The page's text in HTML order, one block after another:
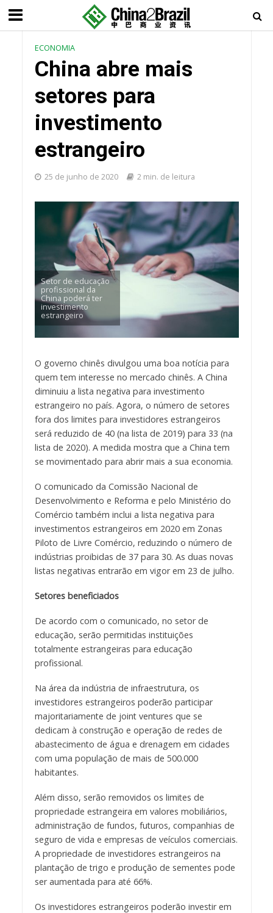
ECONOMIA
China abre mais
setores para
investimento
estrangeiro
25 de junho de 2020 2 min. de leitura
Setor de educação
profissional da
China poderá ter
investimento
estrangeiro
O governo chinês divulgou uma boa notícia para
quem tem interesse no mercado chinês. A China
diminuiu a lista negativa para investimento
estrangeiro no país. Agora, o número de setores
fora dos limites para investidores estrangeiros
será reduzido de 40 (na lista de 2019) para 33 (na
lista de 2020). A medida mostra que a China tem
se movimentado para abrir mais a sua economia.
O comunicado da Comissão Nacional de
Desenvolvimento e Reforma e pelo Ministério do
Comércio também inclui a lista negativa para
investimentos estrangeiros em 2020 em Zonas
Piloto de Livre Comércio, reduzindo o número de
indústrias proibidas de 37 para 30. As duas novas
listas negativas entrarão em vigor em 23 de julho.
Setores beneficiados
De acordo com o comunicado, no setor de
educação, serão permitidas instituições
totalmente estrangeiras para educação
profissional.
Na área da indústria de infraestrutura, os
investidores estrangeiros poderão participar
majoritariamente de joint ventures que se
dedicam à construção e operação de redes de
abastecimento de água e drenagem em cidades
com uma população de mais de 500.000
habitantes.
Além disso, serão removidos os limites de
propriedade estrangeira em valores mobiliários,
administração de fundos, futuros, companhias de
seguro de vida e empresas de veículos comerciais.
A propriedade de investidores estrangeiros na
plantação de trigo e produção de sementes pode
ser aumentada para até 66%.
Os investidores estrangeiros poderão investir em